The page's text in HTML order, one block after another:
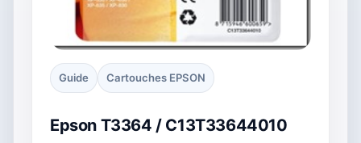
Guide Cartouches EPSON
Epson T3364 / C13T33644010